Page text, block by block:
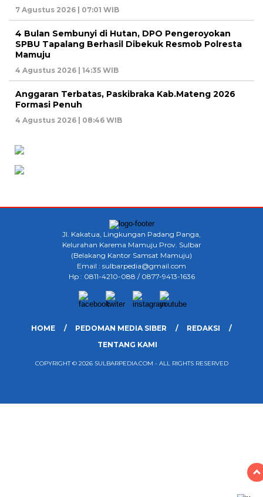
7 Agustus 2026 | 07:01 WIB
4 Bulan Sembunyi di Hutan, DPO Pengeroyokan
SPBU Tapalang Berhasil Dibekuk Resmob Polresta
Mamuju
4 Agustus 2026 | 14:35 WIB
Anggaran Terbatas, Paskibraka Kab.Mateng 2026
Formasi Penuh
4 Agustus 2026 | 08:46 WIB
Jl. Kakatua, Lingkungan Padang Panga,
Kelurahan Karema Mamuju Prov. Sulbar
(Belakang Kantor Samsat Mamuju)
Email : sulbarpedia@gmail.com
Hp : 0811-4210-088 / 0877-9413-1636
HOME PEDOMAN MEDIA SIBER
REDAKSI
TENTANG KAMI
COPYRIGHT © 2026 SULBARPEDIA.COM - ALL RIGHTS RESERVED